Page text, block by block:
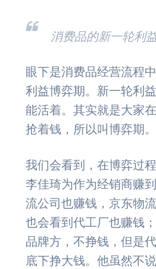
消费品的新一轮利
眼下是消费品经营流程
利益博弈期。新一轮利
能活着。其实就是大家
抢着钱，所以叫博弈期。
我们会看到，在博弈过
李佳琦为作为经销商赚
流公司也赚钱，京东物
也会看到代工厂也赚钱
品牌方，不挣钱，但是
底下挣大钱。他虽然不